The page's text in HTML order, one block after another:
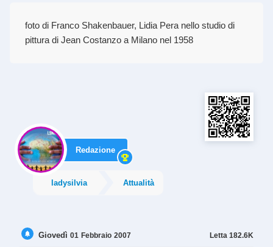
foto di Franco Shakenbauer, Lidia Pera nello studio di
pittura di Jean Costanzo a Milano nel 1958
Redazione
ladysilvia Attualità
Letta 182.6K
Giovedì 01 Febbraio 2007